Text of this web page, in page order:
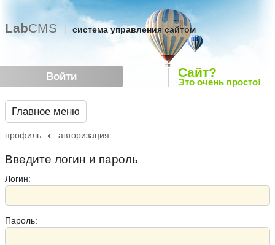
Войти
LabCMS система управления сайтом
Сайт?
Это очень просто!
Главное меню
профиль авторизация
Введите логин и пароль
Логин:
Пароль: